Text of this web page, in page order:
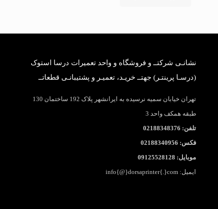
نشانـی شرکتــ و فروشگاه و واحد تعمیرات درسا استوک
(درسـا پرینتـر) جهتــ خریـد، تعمیـر و پشتیبانـی قطعاتــ
تهران خیابان سمیه نرسیده به ایرانشهر پلاک 192 ساختمان 130
طبقه همکف واحد 3
تلفن: 02188348376
فکس: 02188340956
موبایل: 09125528128
ایمیل: info{@}dorsaprinter{.}com